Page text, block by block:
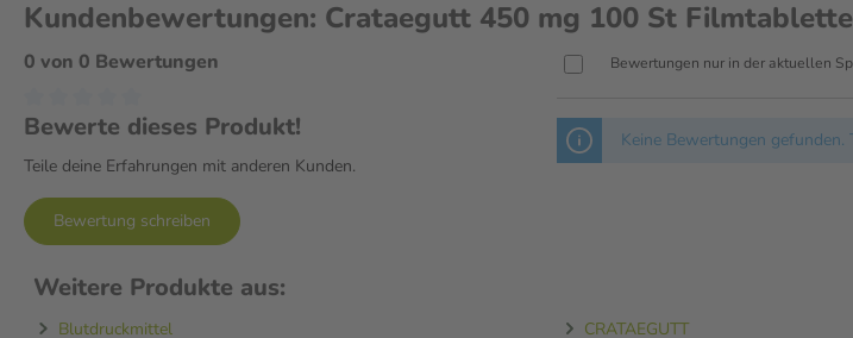
Die empfohlene Dosis beträgt zweimal täglich eine Filmtablette, die unzerkaut mit etwas Flüssigkeit
eingenommen wird – idealerweise morgens und abends. Die Einnahme ist unabhängig von den
aufgesucht werden.
Jetzt bequem online auf aliva.de bestellen!
Kundenbewertungen: Crataegutt 450 mg 100 St
0 von 0 Bewertungen
Bewerte dieses Produkt!
Teile deine Erfahrungen mit anderen Kunden.
Bewertung schreiben
Bewertungen nur in der aktuellen
Keine Bewertungen gefunden.
Weitere Produkte aus:
Blutdruckmittel CRATAEGUTT